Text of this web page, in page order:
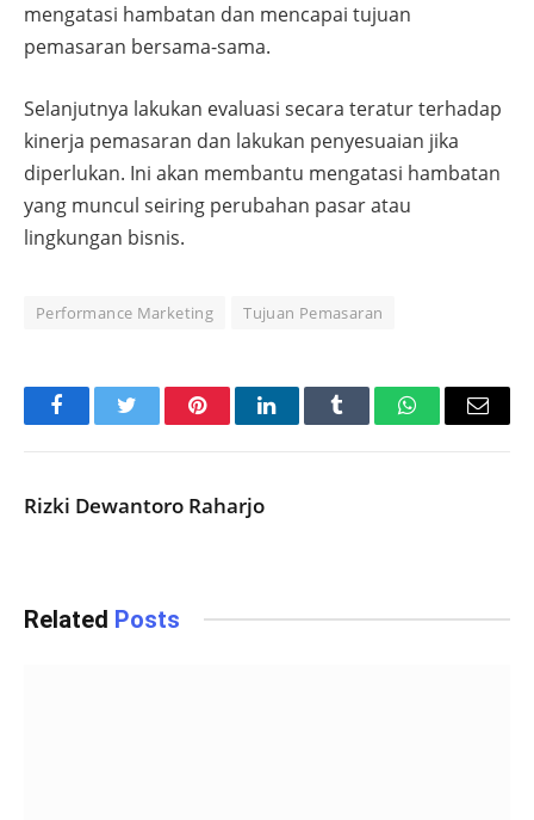
mengatasi hambatan dan mencapai tujuan
pemasaran bersama-sama.
Selanjutnya lakukan evaluasi secara teratur terhadap
kinerja pemasaran dan lakukan penyesuaian jika
diperlukan. Ini akan membantu mengatasi hambatan
yang muncul seiring perubahan pasar atau
lingkungan bisnis.
Performance Marketing Tujuan Pemasaran
FacebookTwitter PinterestLinkedInTumblr WhatsAppEmail
Rizki Dewantoro Raharjo
Related Posts